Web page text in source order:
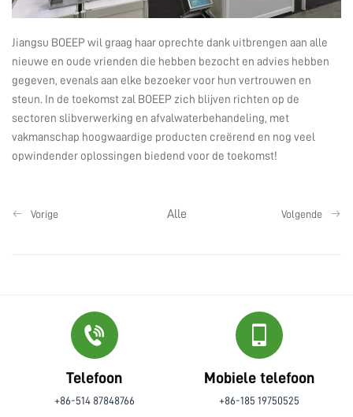
Jiangsu BOEEP wil graag haar oprechte dank uitbrengen aan alle
nieuwe en oude vrienden die hebben bezocht en advies hebben
gegeven, evenals aan elke bezoeker voor hun vertrouwen en
steun. In de toekomst zal BOEEP zich blijven richten op de
sectoren slibverwerking en afvalwaterbehandeling, met
vakmanschap hoogwaardige producten creërend en nog veel
opwindender oplossingen biedend voor de toekomst!
Vorige Alle Volgende
Telefoon
+86-514 87848766
Mobiele telefoon
+86-185 19750525